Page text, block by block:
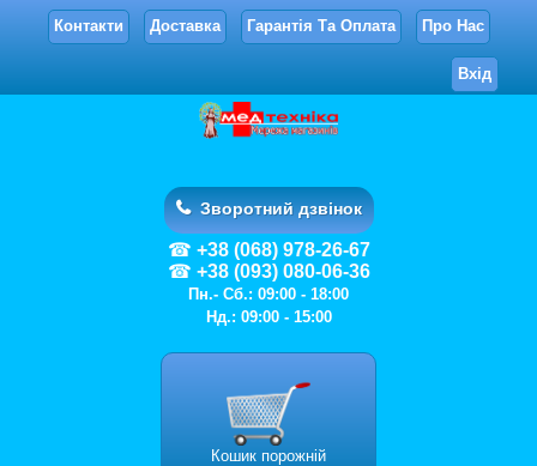
Контакти Доставка Гарантія Та Оплата Про Нас
Вхід
Зворотний дзвінок
+38 (068) 978-26-67
+38 (093) 080-06-36
Пн.- Сб.: 09:00 - 18:00
Нд.: 09:00 - 15:00
Кошик порожній